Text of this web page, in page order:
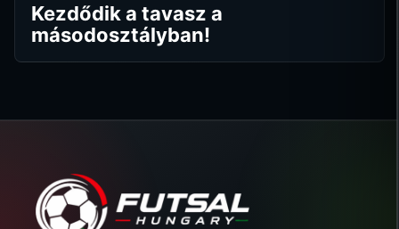
Kezdődik a tavasz a
másodosztályban!